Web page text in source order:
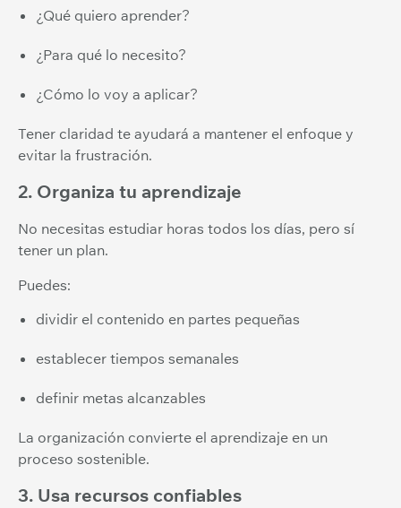
¿Qué quiero aprender?
¿Para qué lo necesito?
¿Cómo lo voy a aplicar?
Tener claridad te ayudará a mantener el enfoque y
evitar la frustración.
2. Organiza tu aprendizaje
No necesitas estudiar horas todos los días, pero sí
tener un plan.
Puedes:
dividir el contenido en partes pequeñas
establecer tiempos semanales
definir metas alcanzables
La organización convierte el aprendizaje en un
proceso sostenible.
3. Usa recursos confiables